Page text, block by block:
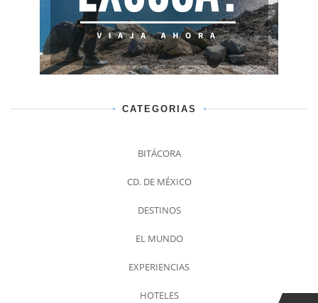
CATEGORIAS
BITÁCORA
CD. DE MÉXICO
DESTINOS
EL MUNDO
EXPERIENCIAS
HOTELES